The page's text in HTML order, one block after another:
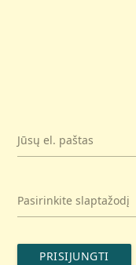
Jūsų el. paštas
Pasirinkite slaptažodį
PRISIJUNGTI